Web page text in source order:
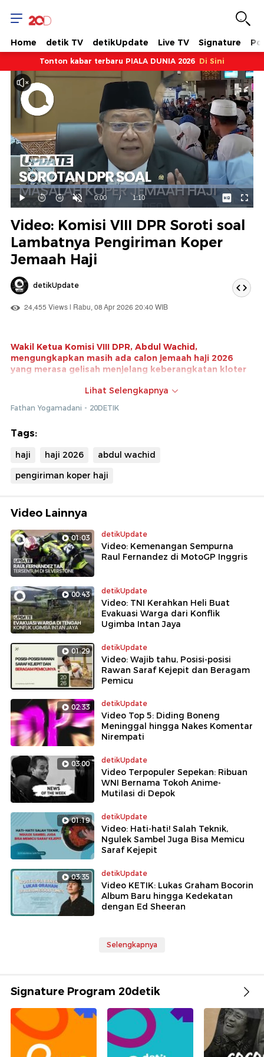
Home detik TV detikUpdate Live TV Signature
Tonton kabar terbaru PIALA DUNIA 2026 Di Sini
Mainkan
Suara
Hidup
Waktu
ini
0:00 / Durasi
1:10
Dimuat:
92.78%
Video: Komisi VIII DPR Soroti soal
Lambatnya Pengiriman Koper
Jemaah Haji
detikUpdate
24,455 Views | Rabu, 08 Apr 2026 20:40 WIB
Wakil Ketua Komisi VIII DPR, Abdul Wachid,
mengungkapkan masih ada calon jemaah haji 2026
yang merasa gelisah menjelang keberangkatan kloter
belum diterima, padahal jadwal masuk asrama haji
dimulai pada 21 April 2026.
menjadi catatan dalam persiapan haji tahun ini. Ia
sudah dipastikan selesai lebih awal agar tidak
keberangkatan.
Lihat Selengkapnya
Fathan Yogamadani - 20DETIK
Tags:
haji haji 2026
abdul wachid
pengiriman koper haji
Video Lainnya
01:03 detikUpdate
Video: Kemenangan Sempurna
Raul Fernandez di MotoGP Inggris
00:43 detikUpdate
Video: TNI Kerahkan Heli Buat
Evakuasi Warga dari Konflik
Ugimba Intan Jaya
01:29 detikUpdate
Video: Wajib tahu, Posisi-posisi
Rawan Saraf Kejepit dan Beragam
Pemicu
02:33 detikUpdate
Video Top 5: Diding Boneng
Meninggal hingga Nakes Komentar
Nirempati
03:00 detikUpdate
Video Terpopuler Sepekan: Ribuan
WNI Bernama Tokoh Anime-
Mutilasi di Depok
01:19 detikUpdate
Video: Hati-hati! Salah Teknik,
Ngulek Sambel Juga Bisa Memicu
Saraf Kejepit
03:35 detikUpdate
Video KETIK: Lukas Graham Bocorin
Album Baru hingga Kedekatan
dengan Ed Sheeran
Selengkapnya
Signature Program 20detik